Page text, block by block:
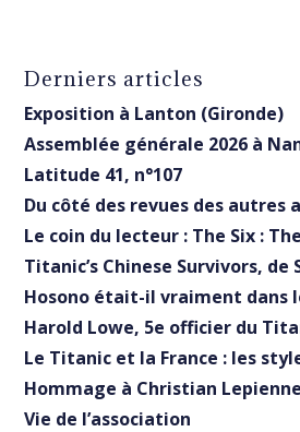
Derniers articles
Exposition à Lanton (Gironde)
Assemblée générale 2026 à
Latitude 41, n°107
Du côté des revues des autres
Le coin du lecteur : The Six :
Titanic’s Chinese Survivors,
Hosono était-il vraiment dans
Harold Lowe, 5e officier du
Le Titanic et la France : les
Hommage à Christian
Vie de l’association